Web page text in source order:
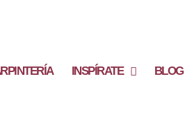
INSPÍRATE BLOG